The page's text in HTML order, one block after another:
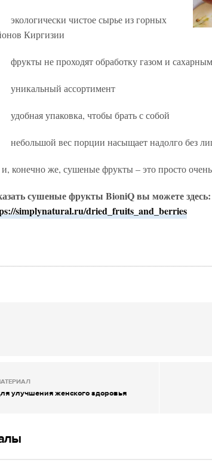
чистое сырье из горных
Киргизии
не проходят обработку газом и
ассортимент
упаковка, чтобы брать с собой
вес порции насыщает надолго без
конечно же, сушеные фрукты – это просто
сушеные фрукты BioniQ вы можете здесь:
simplynatural.ru/dried_fruits_and_berries
улучшения женского здоровья